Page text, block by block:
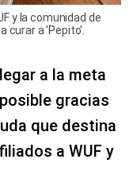
y la comunidad de
curar a 'Pepito'.
a la meta
gracias
que destina
a WUF y